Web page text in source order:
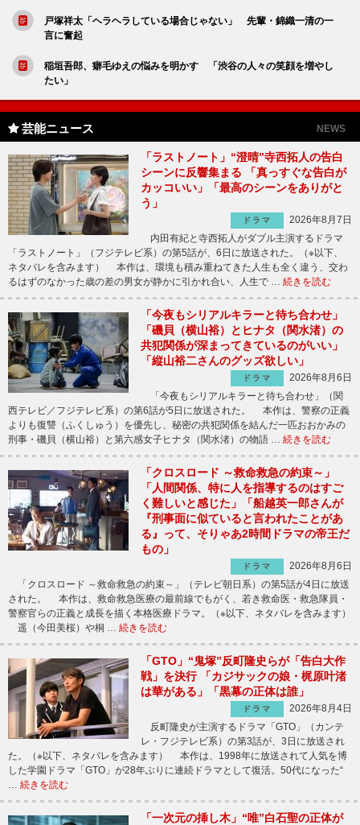
戸塚祥太「ヘラヘラしている場合じゃない」 先輩・錦織一清の一
言に奮起
稲垣吾郎、癖毛ゆえの悩みを明かす 「渋谷の人々の笑顔を増やし
たい」
芸能ニュース NEWS
「ラストノート」“澄晴”寺西拓人の告白
シーンに反響集まる 「真っすぐな告白が
カッコいい」「最高のシーンをありがと
う」
ドラマ
2026年8月7日
内田有紀と寺西拓人がダブル主演するドラマ
「ラストノート」（フジテレビ系）の第5話が、6日に放送された。（※以下、
ネタバレを含みます） 本作は、環境も積み重ねてきた人生も全く違う、交わ
るはずのなかった歳の差の男女が静かに引かれ合い、人生で … 続きを読む
「今夜もシリアルキラーと待ち合わせ」
「磯貝（横山裕）とヒナタ（関水渚）の
共犯関係が深まってきているのがいい」
「縦山裕二さんのグッズ欲しい」
ドラマ
2026年8月6日
「今夜もシリアルキラーと待ち合わせ」（関
西テレビ／フジテレビ系）の第6話が5日に放送された。 本作は、警察の正義
よりも復讐（ふくしゅう）を優先し、秘密の共犯関係を結んだ一匹おおかみの
刑事・磯貝（横山裕）と第六感女子ヒナタ（関水渚）の物語 … 続きを読む
「クロスロード ～救命救急の約束～」
「人間関係、特に人を指導するのはすご
く難しいと感じた」「船越英一郎さんが
『刑事面に似ていると言われたことがあ
る』って、そりゃあ2時間ドラマの帝王だ
もの」
ドラマ
2026年8月6日
「クロスロード ～救命救急の約束～」（テレビ朝日系）の第5話が4日に放送
された。 本作は、救命救急医療の最前線でもがく、若き救命医・救急隊員・
警察官らの正義と成長を描く本格医療ドラマ。（※以下、ネタバレを含みます）
遥（今田美桜）や桐 … 続きを読む
「GTO」“鬼塚”反町隆史らが「告白大作
戦」を決行 「カジサックの娘・梶原叶渚
は華がある」「黒幕の正体は誰」
ドラマ
2026年8月4日
反町隆史が主演するドラマ「GTO」（カンテ
レ・フジテレビ系）の第3話が、3日に放送され
た。（※以下、ネタバレを含みます） 本作は、1998年に放送されて人気を博
した学園ドラマ「GTO」が28年ぶりに連続ドラマとして復活。50代になった“
… 続きを読む
「一次元の挿し木」“唯”白石聖の正体が